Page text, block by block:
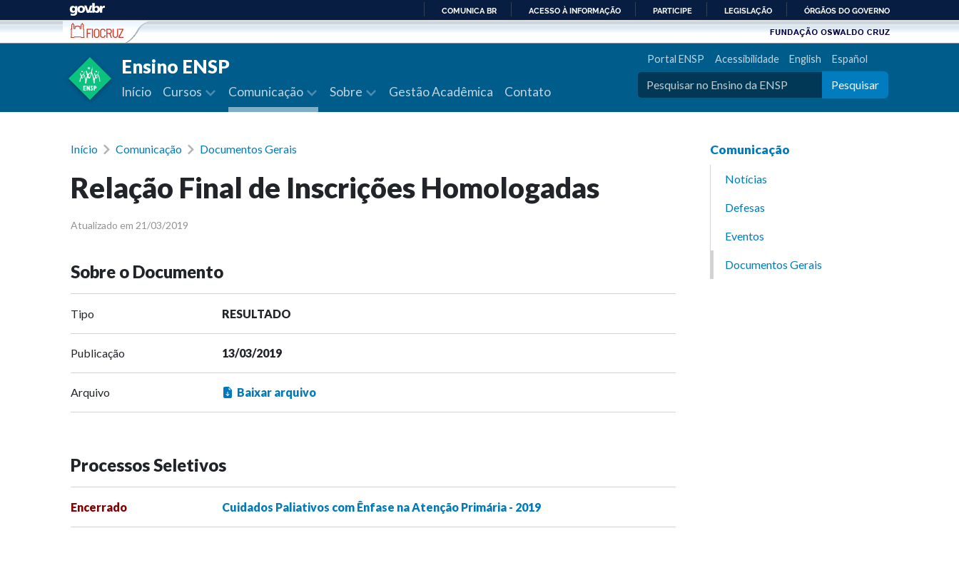
Ir para conteúdo
PARA
COMUNICA BR ACESSO À INFORMAÇÃO PARTICIPE LEGISLAÇÃO ÓRGÃOS DO GOVERNO
Ensino ENSP
Início Cursos Comunicação Sobre Gestão Acadêmica Contato
Portal ENSP Acessibilidade English Español
Pesquisar
Início Comunicação Documentos Gerais
Relação Final de Inscrições Homologadas
Atualizado em 21/03/2019
Sobre o Documento
Tipo RESULTADO
Publicação 13/03/2019
Arquivo Baixar arquivo
Processos Seletivos
Encerrado Cuidados Paliativos com Ênfase na Atenção Primária - 2019
Comunicação
Notícias
Defesas
Eventos
Documentos Gerais